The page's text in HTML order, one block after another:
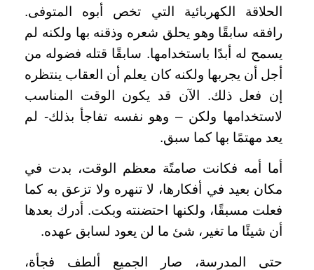
الحلاقة الكهربائية التي تخص أبوه المتوفى.
رافقه سابقًا وهو يحلق شعره وذقنه بها ولكنه لم
يسمح له أبدًا باستخدامها. سابقًا قتله فضوله من
أجل أن يجربها ولكنه كان يعلم أن العقاب ينتظره
إن فعل ذلك. الآن قد يكون الوقت المناسب
لاستخدامها ولكن – وهو نفسه تفاجأ بذلك- لم
يعد مهتمًا بها كما سبق.
أما أمه فكانت صامتًة معظم الوقت، بدت في
مكان بعيد في أفكارها، لا تنهره ولا تزعق به كما
فعلت مسبقًا، ولكنها احتضنته وبكت. أدرك بعدها
أن شيئًا ما تغير، شئ ما لن يعود لسابق عهده.
حتى المدرسة، صار الجميع ألطف فجأة،